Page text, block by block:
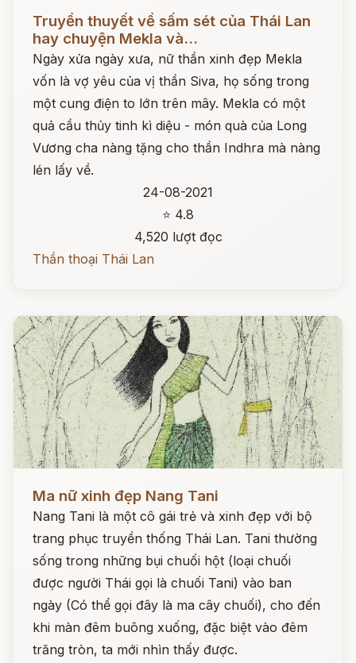
Đọc ngay
Truyền thuyết về sấm sét của Thái Lan
hay chuyện Mekla và...
Ngày xửa ngày xưa, nữ thần xinh đẹp Mekla
vốn là vợ yêu của vị thần Siva, họ sống trong
một cung điện to lớn trên mây. Mekla có một
quả cầu thủy tinh kì diệu - món quà của Long
Vương cha nàng tặng cho thần Indhra mà nàng
lén lấy về.
24-08-2021
⭐ 4.8
4,520 lượt đọc
Thần thoại Thái Lan
Ma nữ xinh đẹp Nang Tani
Nang Tani là một cô gái trẻ và xinh đẹp với bộ
trang phục truyền thống Thái Lan. Tani thường
sống trong những bụi chuối hột (loại chuối
được người Thái gọi là chuối Tani) vào ban
ngày (Có thể gọi đây là ma cây chuối), cho đến
khi màn đêm buông xuống, đặc biệt vào đêm
trăng tròn, ta mới nhìn thấy được.